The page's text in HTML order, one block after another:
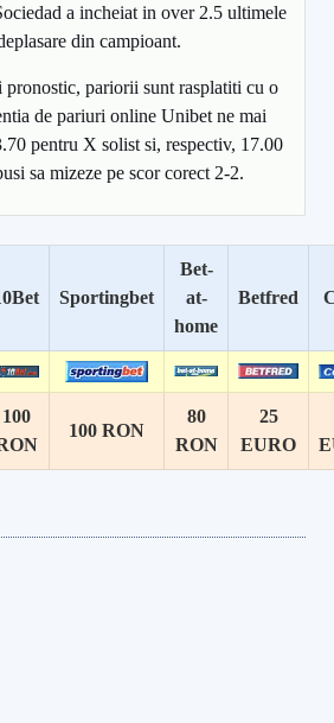
a incheiat in over 2.5 ultimele
din campioant.
pronostic, pariorii sunt rasplatiti cu o
de pariuri online Unibet ne mai
pentru X solist si, respectiv, 17.00
sa mizeze pe scor corect 2-2.
Sportingbet
Bet-
at-
home
Betfred
100
100 RON
80
RON
25
EURO